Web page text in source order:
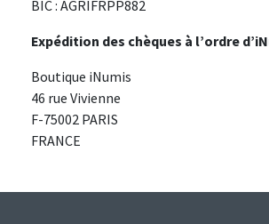
BIC : AGRIFRPP882
Expédition des chèques à l’ordre
Boutique iNumis
46 rue Vivienne
F-75002 PARIS
FRANCE